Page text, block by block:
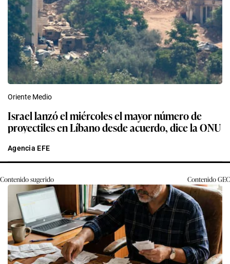
Oriente Medio
Israel lanzó el miércoles el mayor número de
proyectiles en Líbano desde acuerdo, dice la ONU
Agencia EFE
Contenido sugerido ContenidoGEC